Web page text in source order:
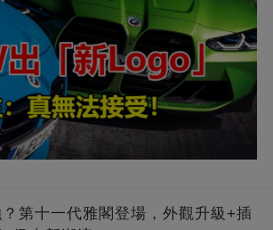
第十一代雅閣登場，外觀升級+插